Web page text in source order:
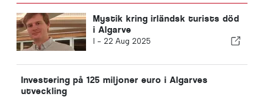
Mystik kring irländsk turists död
i Algarve
I - 22 Aug 2025
Investering på 125 miljoner euro i Algarves
utveckling